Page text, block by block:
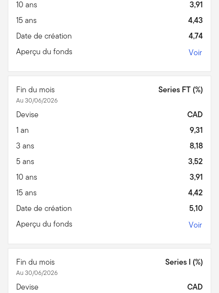
10 ans
3,91
15 ans
4,43
Date de création
4,74
Aperçu du fonds
Voir
Fin du mois
Au 30/06/2026
Series FT (%)
Devise
CAD
1 an
9,31
3 ans
8,18
5 ans
3,52
10 ans
3,91
15 ans
4,42
Date de création
5,10
Aperçu du fonds
Voir
Fin du mois
Au 30/06/2026
Series I (%)
Devise
CAD